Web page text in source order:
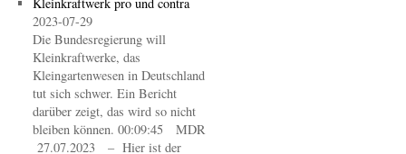
2023-07-29
Die Bundesregierung will
Kleinkraftwerke, das
Kleingartenwesen in Deutschland
tut sich schwer. Ein Bericht
darüber zeigt, das wird so nicht
bleiben können. 00:09:45 MDR
27.07.2023 – Hier ist der